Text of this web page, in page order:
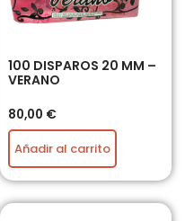
100 DISPAROS 20 MM –
VERANO
80,00 €
Añadir al carrito